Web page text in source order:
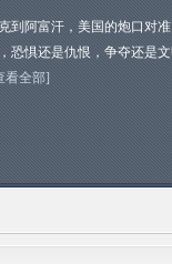
到阿富汗，美国的炮口对
恐惧还是仇恨，争夺还是
看全部]